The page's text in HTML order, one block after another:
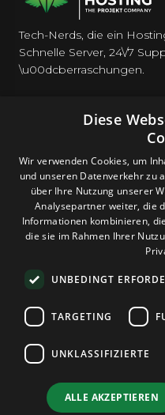
Tech-Nerds, die ein
Schnelle Server, 24\/7
\u00dcberraschungen.
HOSTING
DOMAINS & E-MAIL
TOOLS &
UNTERNEHMEN
Terms and Conditions
Diese
Wir verwenden Cookies, um
und unseren Datenverkehr zu
über Ihre Nutzung unserer
Analysepartner weiter, die
Informationen kombinieren,
die sie im Rahmen Ihrer
UNBEDINGT
TARGETING
UNKLASSIFIZIERTE
ALLE AKZEPTIEREN